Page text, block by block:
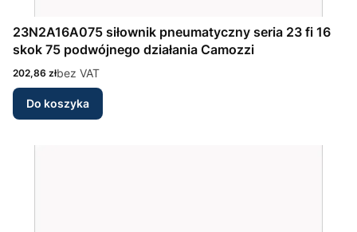
23N2A16A075 siłownik pneumatyczny seria 23 fi 16
skok 75 podwójnego działania Camozzi
Cena
202,86 złbez VAT
Do koszyka